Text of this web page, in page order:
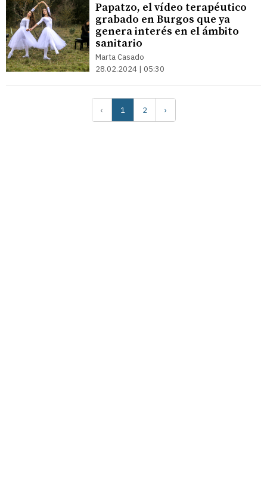
Papatzo, el vídeo terapéutico
grabado en Burgos que ya
genera interés en el ámbito
sanitario
Marta Casado
28.02.2024 | 05:30
‹ 1 2 ›